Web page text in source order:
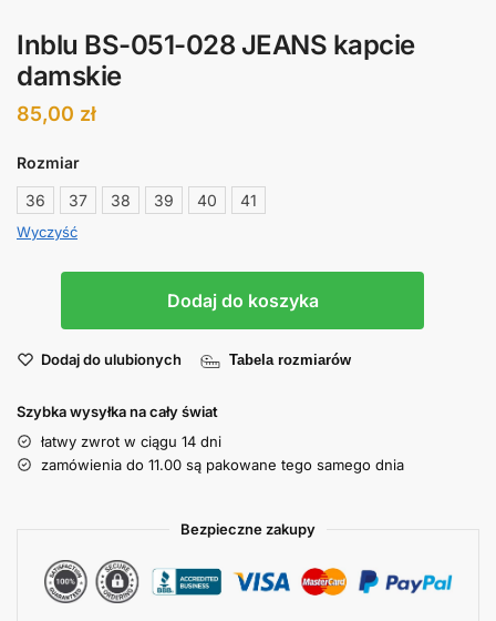
Inblu BS-051-028 JEANS kapcie
damskie
85,00 zł
Rozmiar
36
37 38 39 40 41
Wyczyść
Dodaj do koszyka
Dodaj do ulubionych Tabela rozmiarów
Szybka wysyłka na cały świat
łatwy zwrot w ciągu 14 dni
zamówienia do 11.00 są pakowane tego samego dnia
Bezpieczne zakupy